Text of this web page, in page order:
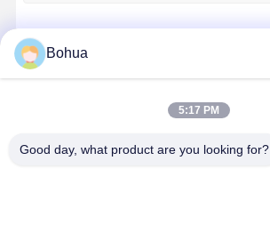
Bohua
5:17 PM
Good day, what product are you looking for?